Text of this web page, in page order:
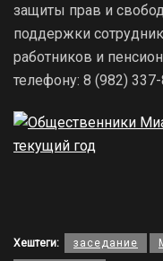
защиты прав и
поддержки
работников и
телефону: 8 (982)
Хештеги: заседание